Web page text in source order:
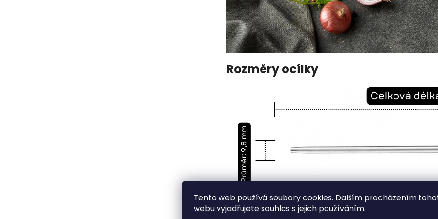
Tento web používá souborycookies. Dalším procházením
webu vyjadřujete souhlas s jejich používáním.
Rozměry ocílky